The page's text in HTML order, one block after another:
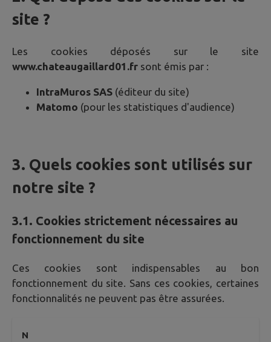
site ?
Les cookies déposés sur le site
www.chateaugaillard01.fr sont émis par :
IntraMuros SAS (éditeur du site)
Matomo (pour les statistiques d'audience)
3. Quels cookies sont utilisés sur
notre site ?
3.1. Cookies strictement nécessaires au
fonctionnement du site
Ces cookies sont indispensables au bon
fonctionnement du site. Sans ces cookies, certaines
fonctionnalités ne peuvent pas être assurées.
N